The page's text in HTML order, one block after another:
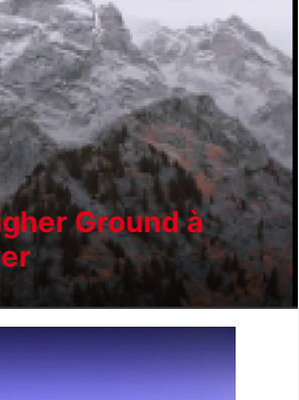
Ground à